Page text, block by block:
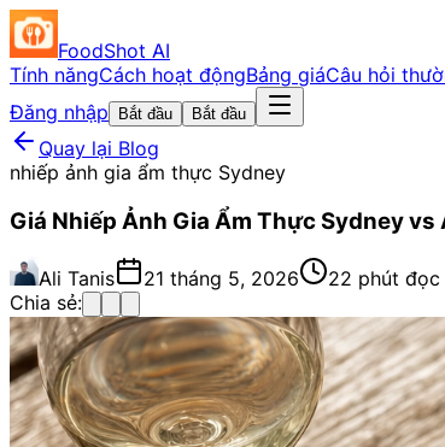
FoodShot AI
Tính năngCách hoạt độngBảng giáCâu hỏi
Đăng nhập
Bắt đầu Bắt đầu
Quay lại Blog
nhiếp ảnh gia ẩm thực Sydney
Giá Nhiếp Ảnh Gia Ẩm Thực Sydney
Ali Tanis 21 tháng 5, 2026
22 phút đọc
Chia sẻ: